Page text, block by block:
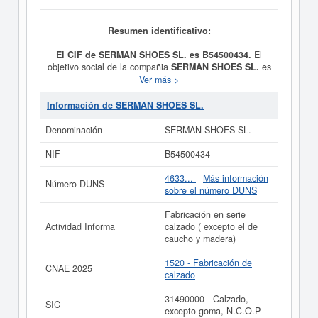
Resumen identificativo:
El CIF de SERMAN SHOES SL. es B54500434. El
objetivo social de la compañia SERMAN SHOES SL. es
la fabricacion y comercializacion de calzado de señora y
caballero. y fue creada el día 25/05/2010. La clase
CNAE a la que pertenece es 1520 - Fabricación de
clasificación del SIC es el 31490000. La empresa
empresa acumula 163 consultas, la última se ha
subvenciones que esta empresa y las relacionadas de
su sector pueden optar. La cifra aproximada del capital
social de esta empresa es de 0 a 3.100 €. La cantidad
de actos existentes en el BORME es de 4 y aparece
dada de alta en la provincia Alicante/Alacant del
Registro Mercantil.
Si está interesado en conocer más datos de la empresa
SERMAN SHOES SL. puede acceder inmediatamente a
de SERMAN SHOES SL. y
consultar los resultados de sus años de actividad, así
como los balances y cuentas de resultados disponibles.
Ver más >
Información de SERMAN SHOES SL.
Denominación
SERMAN SHOES SL.
NIF
B54500434
Número DUNS 4633...
Más información
sobre el número DUNS
Actividad Informa
Fabricación en serie
calzado ( excepto el de
caucho y madera)
CNAE 2025
1520 - Fabricación de
calzado
SIC
31490000 - Calzado,
excepto goma, N.C.O.P